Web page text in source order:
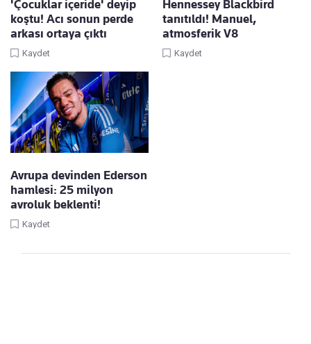
'Çocuklar içeride' deyip
koştu! Acı sonun perde
arkası ortaya çıktı
Kaydet
Hennessey Blackbird
tanıtıldı! Manuel,
atmosferik V8
Kaydet
Avrupa devinden Ederson
hamlesi: 25 milyon
avroluk beklenti!
Kaydet